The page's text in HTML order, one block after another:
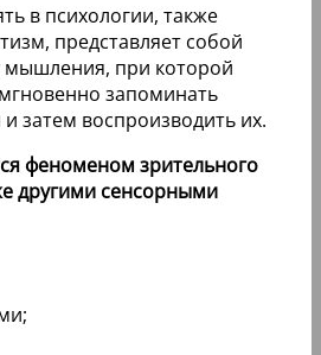
в психологии, также
представляет собой
при которой
запоминать
затем воспроизводить их.
феноменом зрительного
другими сенсорными